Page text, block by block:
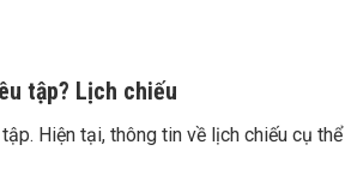
tập? Lịch chiếu
Hiện tại, thông tin về lịch chiếu cụ thể